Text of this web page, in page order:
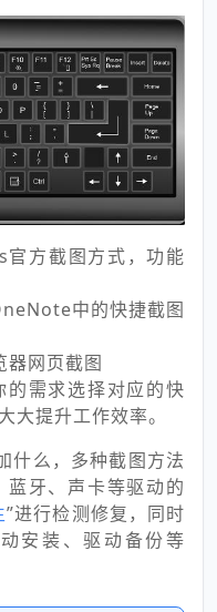
方截图方式，功能
中的快捷截图
器网页截图
需求选择对应的快
大提升工作效率。
什么，多种截图方法
牙、声卡等驱动的
”进行检测修复，同时
安装、驱动备份等